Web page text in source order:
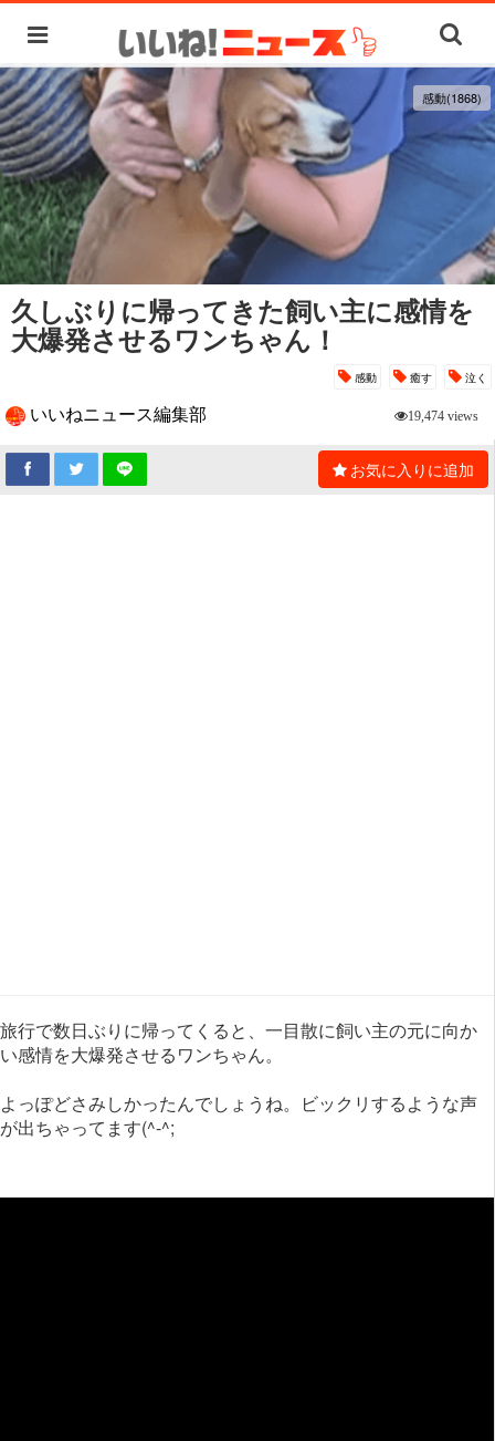
感動(1868)
久しぶりに帰ってきた飼い主に感情を
大爆発させるワンちゃん！
感動 癒す 泣く
いいねニュース編集部 19,474 views
お気に入りに追加
旅行で数日ぶりに帰ってくると、一目散に飼い主の元に向か
い感情を大爆発させるワンちゃん。
よっぽどさみしかったんでしょうね。ビックリするような声
が出ちゃってます(^-^;